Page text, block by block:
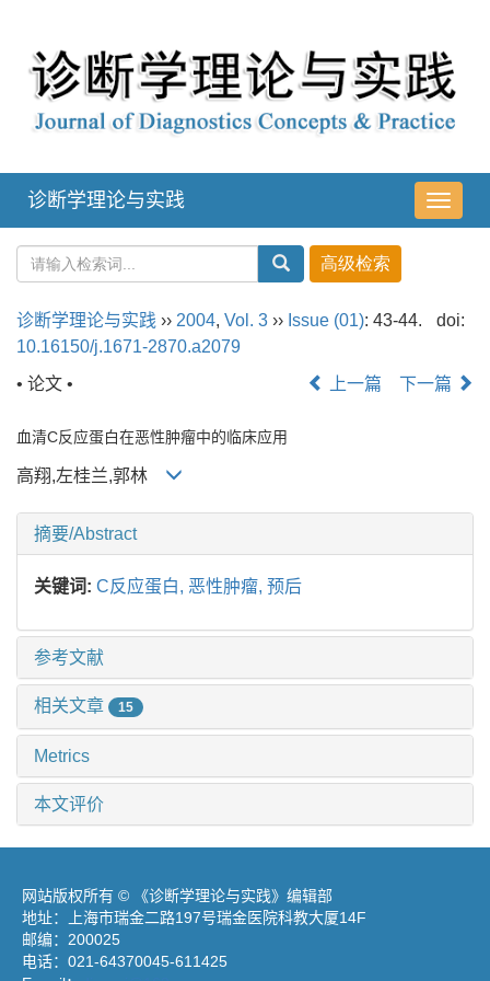
导
航
诊断学理论与实践
诊断学理论与实践 ›› 2004, Vol. 3 ›› Issue (01): 43-44.
doi:
10.16150/j.1671-2870.a2079
• 论文 •
上一篇 下一篇
血清C反应蛋白在恶性肿瘤中的临床应用
高翔,左桂兰,郭林
摘要/Abstract
关键词: C反应蛋白, 恶性肿瘤, 预后
参考文献
相关文章 15
Metrics
本文评价
网站版权所有 © 《诊断学理论与实践》编辑部
地址：上海市瑞金二路197号瑞金医院科教大厦14F
邮编：200025
电话：021-64370045-611425